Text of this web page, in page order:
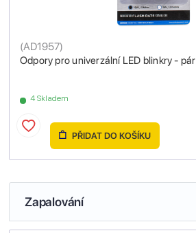
Odpory pro univerzální LED blinkry - pár
(AD1957)
4 Skladem
PŘIDAT DO KOŠÍKU
Zapalování